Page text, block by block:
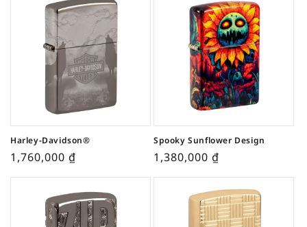
Harley-Davidson®
1,760,000 ₫
Spooky Sunflower Design
1,380,000 ₫